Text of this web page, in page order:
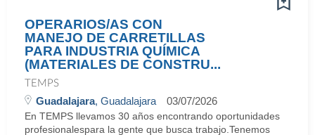
OPERARIOS/AS CON
MANEJO DE CARRETILLAS
PARA INDUSTRIA QUÍMICA
(MATERIALES DE CONSTRU...
TEMPS
Guadalajara, Guadalajara 03/07/2026
En TEMPS llevamos 30 años encontrando oportunidades
profesionalespara la gente que busca trabajo.Tenemos